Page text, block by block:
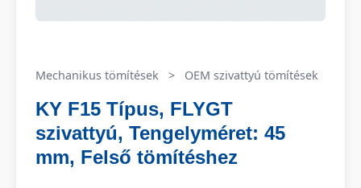
Mechanikus tömítések > OEM szivattyú tömítések
KY F15 Típus, FLYGT
szivattyú, Tengelyméret: 45
mm, Felső tömítéshez